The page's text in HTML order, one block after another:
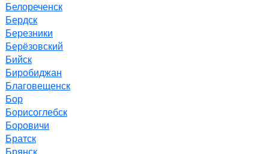
Белореченск
Бердск
Березники
Берёзовский
Бийск
Биробиджан
Благовещенск
Бор
Борисоглебск
Боровичи
Братск